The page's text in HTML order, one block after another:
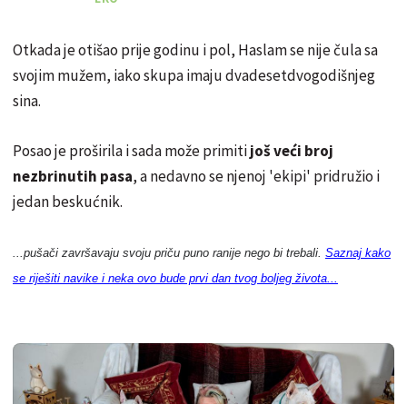
Otkada je otišao prije godinu i pol, Haslam se nije čula sa
svojim mužem, iako skupa imaju dvadesetdvogodišnjeg
sina.
Posao je proširila i sada može primitijoš veći broj
nezbrinutih pasa, a nedavno se njenoj 'ekipi' pridružio i
jedan beskućnik.
...pušači završavaju svoju priču puno ranije nego bi trebali. Saznaj kako
se riješiti navike i neka ovo bude prvi dan tvog boljeg života...